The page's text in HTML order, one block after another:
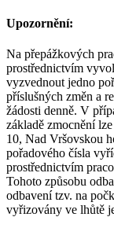
Upozornění:
Na přepážkových
prostřednictvím
vyzvednout jedno
příslušných změn a
žádosti denně. V
základě zmocnění
10, Nad Vršovskou
pořadového čísla
prostřednictvím
Tohoto způsobu
odbavení tzv. na
vyřizovány ve lhůtě